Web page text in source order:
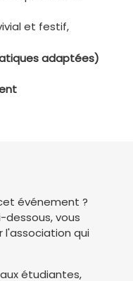
et festif,
adaptées)
événement ?
vous
l'association qui
étudiantes,